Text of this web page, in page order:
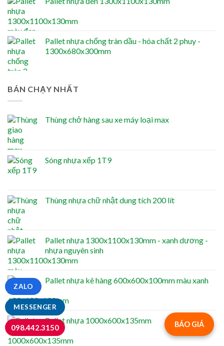
Pallet nhựa chống tràn dầu - hóa chất 2 phuy -
1300x680x300mm
BÁN CHẠY NHẤT
Thùng chở hàng sau xe máy loại max
Sóng nhựa xếp 1T9
Thùng nhựa chữ nhật dung tích 200 lít
Pallet nhựa 1300x1100x130mm - xanh dương -
nhựa nguyên sinh
Pallet nhựa kê hàng 600x600x100mm màu xanh
Pallet nhựa 1000x600x135mm BÁO GIÁ
MESSENGER
ZALO
098.442.3150